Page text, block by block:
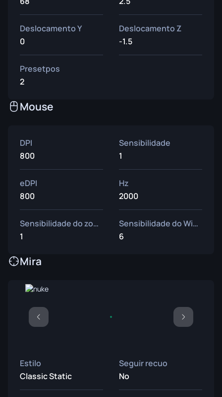
Deslocamento Y
0
Deslocamento Z
-1.5
Presetpos
2
Mouse
DPI
800
Sensibilidade
1
eDPI
800
Hz
2000
Sensibilidade do zoom
1
Sensibilidade do Windows
6
Mira
Estilo
Classic Static
Seguir recuo
No